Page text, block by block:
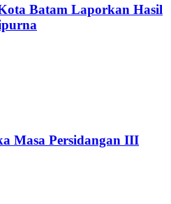
Batam Laporkan Hasil
Masa Persidangan III